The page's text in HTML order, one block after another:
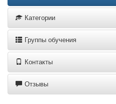
Категории
Группы обучения
Контакты
Отзывы